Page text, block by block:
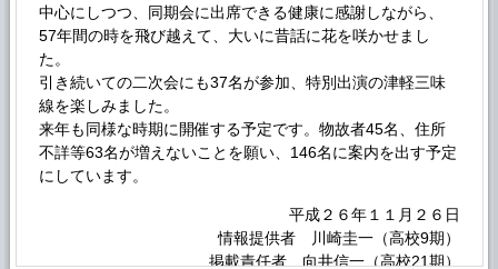
中心にしつつ、同期会に出席できる健康に感謝しながら、
57年間の時を飛び越えて、大いに昔話に花を咲かせまし
た。
引き続いての二次会にも37名が参加、特別出演の津軽三味
線を楽しみました。
来年も同様な時期に開催する予定です。物故者45名、住所
不詳等63名が増えないことを願い、146名に案内を出す予定
にしています。
平成２６年１１月２６日
情報提供者 川崎圭一（高校9期）
掲載責任者 向井信一（高校21期）